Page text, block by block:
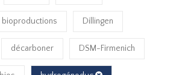
bioproductions Dillingen
décarboner DSM-Firmenich